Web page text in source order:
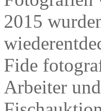
2015
Fide
Arbeiter